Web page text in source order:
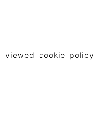
viewed_cookie_policy